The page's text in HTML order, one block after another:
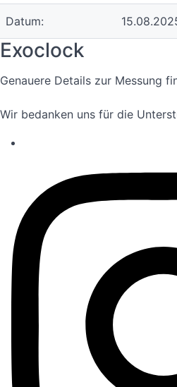
Datum:
Exoclock
Genauere Details zur Messung
Wir bedanken uns für die